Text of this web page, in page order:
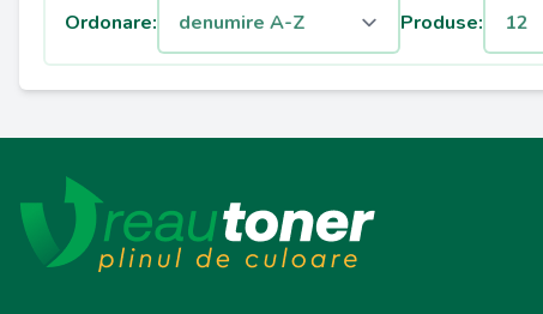
Ordonare: Produse: